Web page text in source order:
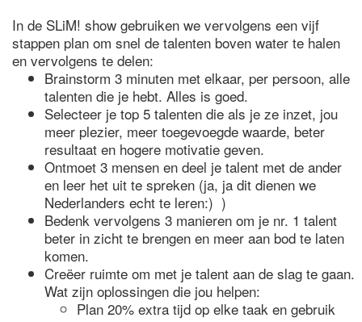
In de SLiM! show gebruiken we vervolgens een vijf
stappen plan om snel de talenten boven water te halen
en vervolgens te delen:
Brainstorm 3 minuten met elkaar, per persoon, alle
talenten die je hebt. Alles is goed.
Selecteer je top 5 talenten die als je ze inzet, jou
meer plezier, meer toegevoegde waarde, beter
resultaat en hogere motivatie geven.
Ontmoet 3 mensen en deel je talent met de ander
en leer het uit te spreken (ja, ja dit dienen we
Nederlanders echt te leren:) )
Bedenk vervolgens 3 manieren om je nr. 1 talent
beter in zicht te brengen en meer aan bod te laten
komen.
Creëer ruimte om met je talent aan de slag te gaan.
Wat zijn oplossingen die jou helpen:
Plan 20% extra tijd op elke taak en gebruik